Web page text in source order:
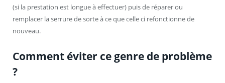
(si la prestation est longue à effectuer) puis de réparer ou
remplacer la serrure de sorte à ce que celle ci refonctionne de
nouveau.
Comment éviter ce genre de problème
?